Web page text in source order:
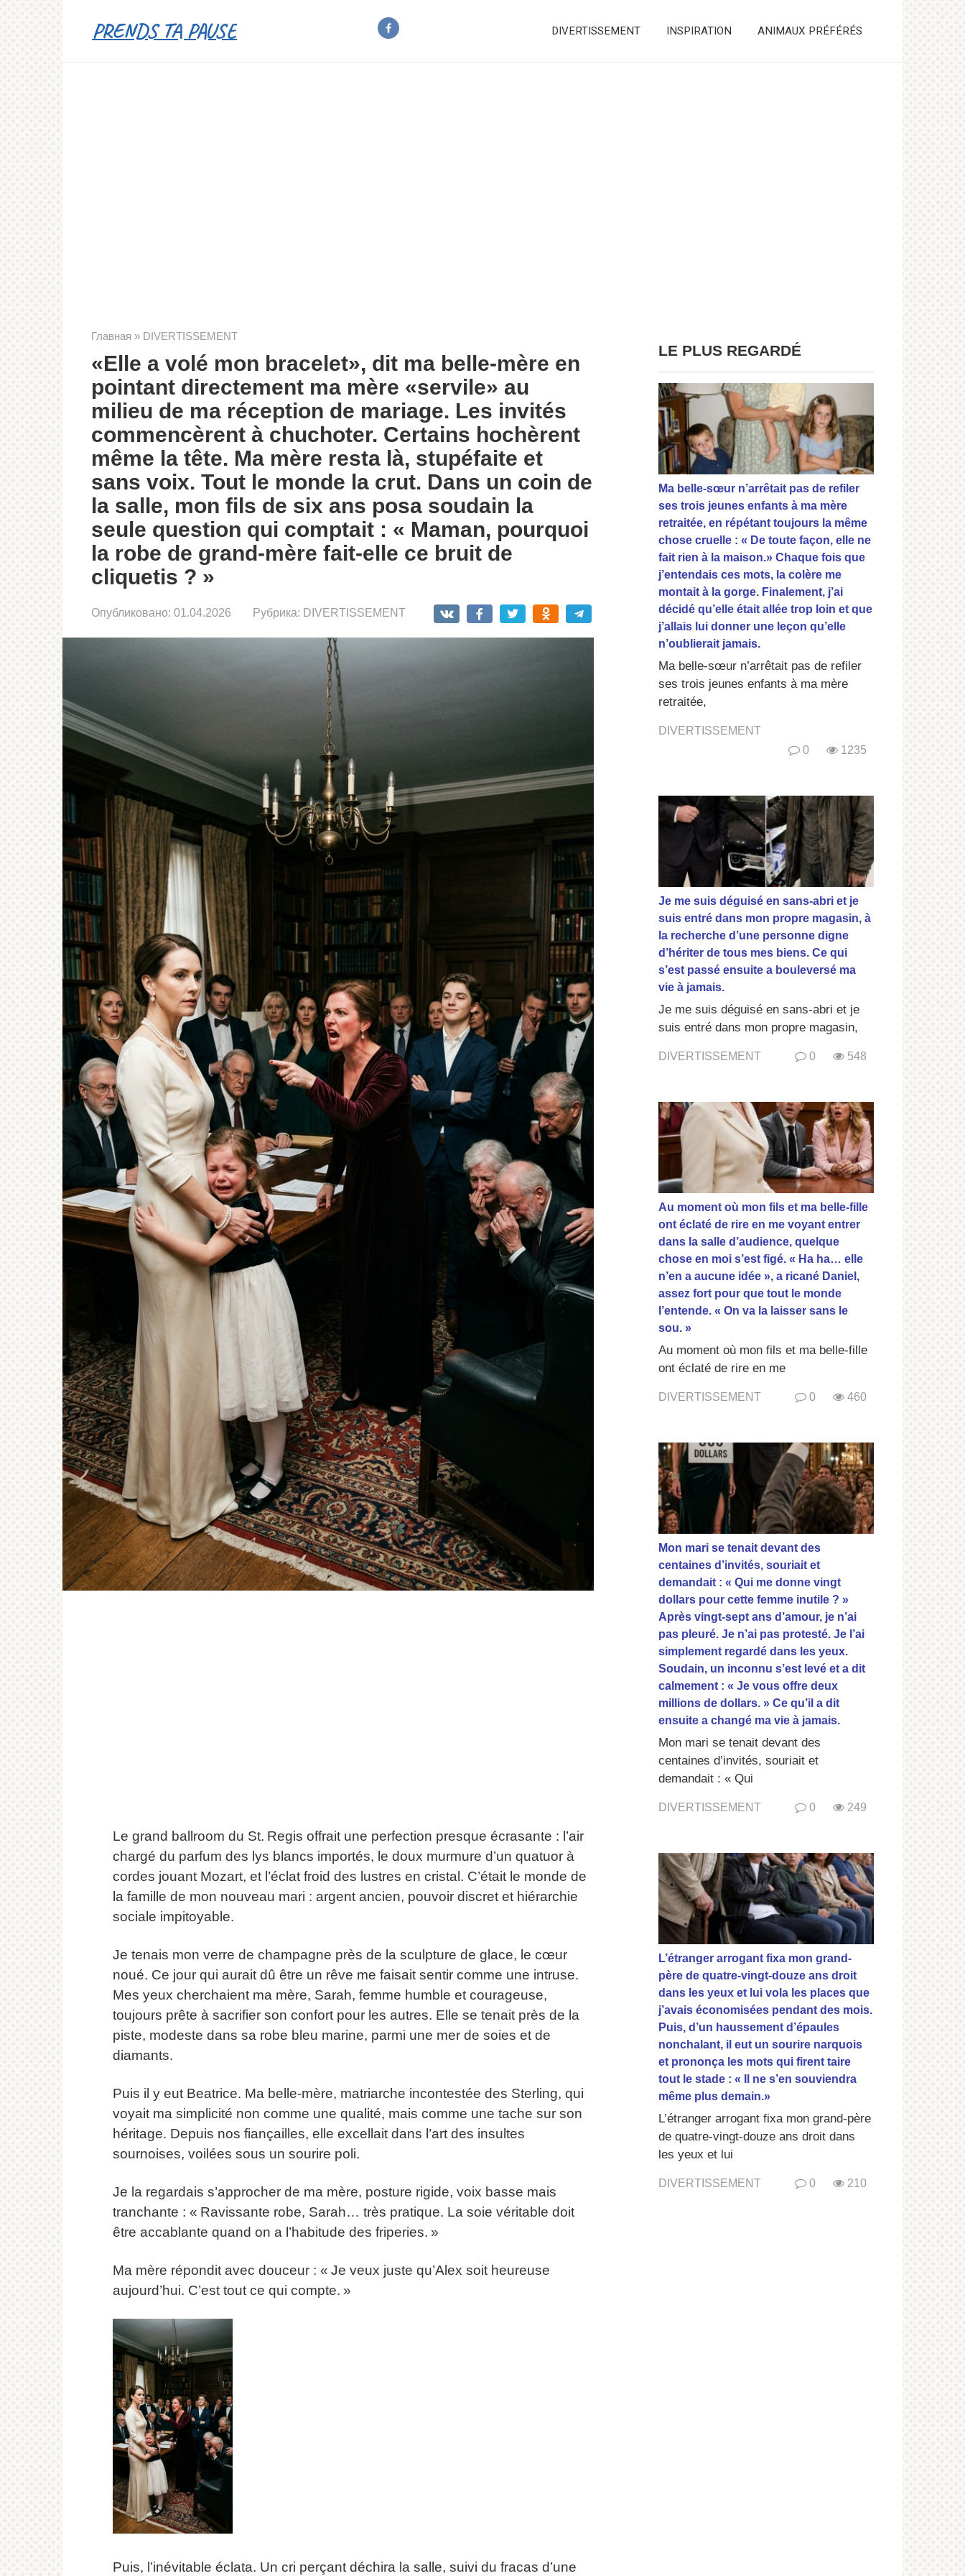
PRENDS TA PAUSE DIVERTISSEMENT INSPIRATION ANIMAUX PRÉFÉRÉS
Главная » DIVERTISSEMENT
«Elle a volé mon bracelet», dit ma belle-mère en
pointant directement ma mère «servile» au
milieu de ma réception de mariage. Les invités
commencèrent à chuchoter. Certains hochèrent
même la tête. Ma mère resta là, stupéfaite et
sans voix. Tout le monde la crut. Dans un coin de
la salle, mon fils de six ans posa soudain la
seule question qui comptait : « Maman, pourquoi
la robe de grand-mère fait-elle ce bruit de
cliquetis ? »
Опубликовано: 01.04.2026 Рубрика: DIVERTISSEMENT
Le grand ballroom du St. Regis offrait une perfection presque écrasante : l’air
chargé du parfum des lys blancs importés, le doux murmure d’un quatuor à
cordes jouant Mozart, et l’éclat froid des lustres en cristal. C’était le monde de
la famille de mon nouveau mari : argent ancien, pouvoir discret et hiérarchie
sociale impitoyable.
Je tenais mon verre de champagne près de la sculpture de glace, le cœur
noué. Ce jour qui aurait dû être un rêve me faisait sentir comme une intruse.
Mes yeux cherchaient ma mère, Sarah, femme humble et courageuse,
toujours prête à sacrifier son confort pour les autres. Elle se tenait près de la
piste, modeste dans sa robe bleu marine, parmi une mer de soies et de
diamants.
Puis il y eut Beatrice. Ma belle-mère, matriarche incontestée des Sterling, qui
voyait ma simplicité non comme une qualité, mais comme une tache sur son
héritage. Depuis nos fiançailles, elle excellait dans l’art des insultes
sournoises, voilées sous un sourire poli.
Je la regardais s’approcher de ma mère, posture rigide, voix basse mais
tranchante : « Ravissante robe, Sarah… très pratique. La soie véritable doit
être accablante quand on a l’habitude des friperies. »
Ma mère répondit avec douceur : « Je veux juste qu’Alex soit heureuse
aujourd’hui. C’est tout ce qui compte. »
Puis, l’inévitable éclata. Un cri perçant déchira la salle, suivi du fracas d’une
LE PLUS REGARDÉ
Ma belle-sœur n’arrêtait pas de refiler
ses trois jeunes enfants à ma mère
retraitée, en répétant toujours la même
chose cruelle : « De toute façon, elle ne
fait rien à la maison.» Chaque fois que
j’entendais ces mots, la colère me
montait à la gorge. Finalement, j’ai
décidé qu’elle était allée trop loin et que
j’allais lui donner une leçon qu’elle
n’oublierait jamais.
Ma belle-sœur n’arrêtait pas de refiler
ses trois jeunes enfants à ma mère
retraitée,
DIVERTISSEMENT
0
1235
Je me suis déguisé en sans-abri et je
suis entré dans mon propre magasin, à
la recherche d’une personne digne
d’hériter de tous mes biens. Ce qui
s’est passé ensuite a bouleversé ma
vie à jamais.
Je me suis déguisé en sans-abri et je
suis entré dans mon propre magasin,
DIVERTISSEMENT 0 548
Au moment où mon fils et ma belle-fille
ont éclaté de rire en me voyant entrer
dans la salle d’audience, quelque
chose en moi s’est figé. « Ha ha… elle
n’en a aucune idée », a ricané Daniel,
assez fort pour que tout le monde
l’entende. « On va la laisser sans le
sou. »
Au moment où mon fils et ma belle-fille
ont éclaté de rire en me
DIVERTISSEMENT 0 460
Mon mari se tenait devant des
centaines d’invités, souriait et
demandait : « Qui me donne vingt
dollars pour cette femme inutile ? »
Après vingt-sept ans d’amour, je n’ai
pas pleuré. Je n’ai pas protesté. Je l’ai
simplement regardé dans les yeux.
Soudain, un inconnu s’est levé et a dit
calmement : « Je vous offre deux
millions de dollars. » Ce qu’il a dit
ensuite a changé ma vie à jamais.
Mon mari se tenait devant des
centaines d’invités, souriait et
demandait : « Qui
DIVERTISSEMENT 0 249
L’étranger arrogant fixa mon grand-
père de quatre-vingt-douze ans droit
dans les yeux et lui vola les places que
j’avais économisées pendant des mois.
Puis, d’un haussement d’épaules
nonchalant, il eut un sourire narquois
et prononça les mots qui firent taire
tout le stade : « Il ne s’en souviendra
même plus demain.»
L’étranger arrogant fixa mon grand-père
de quatre-vingt-douze ans droit dans
les yeux et lui
DIVERTISSEMENT 0 210